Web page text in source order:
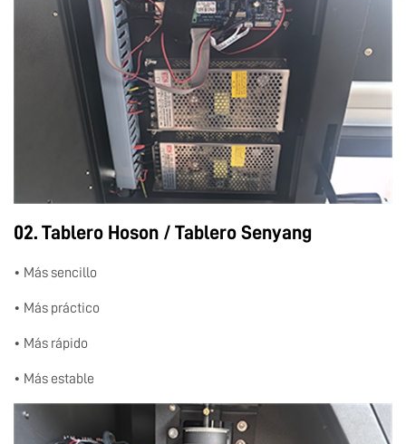
02. Tablero Hoson / Tablero Senyang
• Más sencillo
• Más práctico
• Más rápido
• Más estable